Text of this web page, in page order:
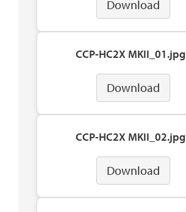
Download
CCP-HC2X MKII_01.jpg
Download
CCP-HC2X MKII_02.jpg
Download